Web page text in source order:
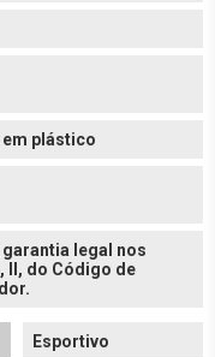
plástico
legal nos
II, do Código de
Esportivo